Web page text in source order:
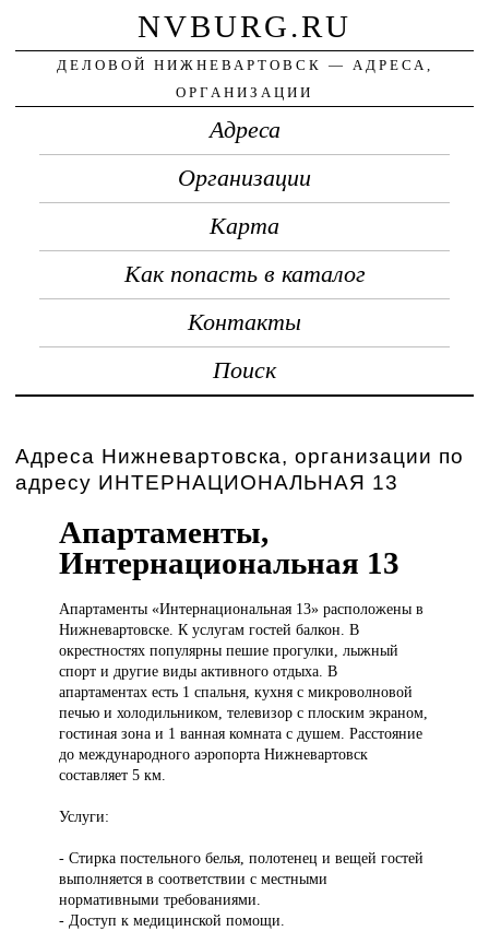
NVBURG.RU
ДЕЛОВОЙ НИЖНЕВАРТОВСК — АДРЕСА,
ОРГАНИЗАЦИИ
Адреса
Организации
Карта
Как попасть в каталог
Контакты
Поиск
Адреса Нижневартовска, организации по
адресу ИНТЕРНАЦИОНАЛЬНАЯ 13
Апартаменты,
Интернациональная 13
Апартаменты «Интернациональная 13» расположены в
Нижневартовске. К услугам гостей балкон. В
окрестностях популярны пешие прогулки, лыжный
спорт и другие виды активного отдыха. В
апартаментах есть 1 спальня, кухня с микроволновой
печью и холодильником, телевизор с плоским экраном,
гостиная зона и 1 ванная комната с душем. Расстояние
до международного аэропорта Нижневартовск
составляет 5 км.
Услуги:
- Стирка постельного белья, полотенец и вещей гостей
выполняется в соответствии с местными
нормативными требованиями.
- Доступ к медицинской помощи.